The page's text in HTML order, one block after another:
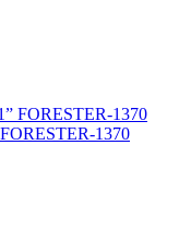
1370